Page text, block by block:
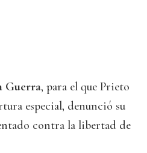
Guerra, para el que Prieto
especial, denunció su
contra la libertad de